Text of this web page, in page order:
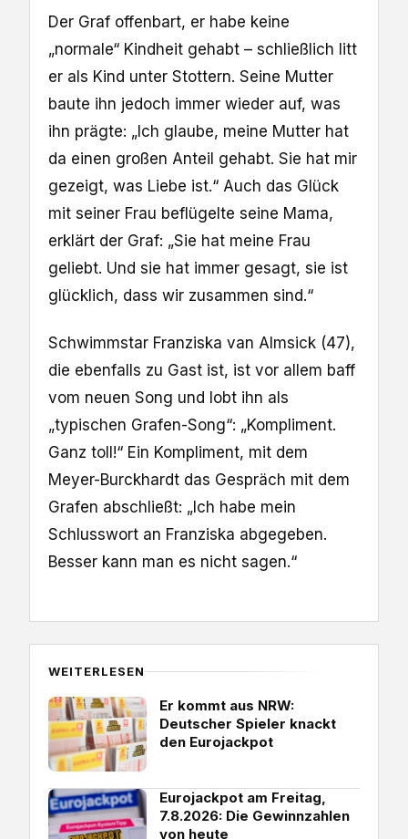
Der Graf offenbart, er habe keine
„normale“ Kindheit gehabt – schließlich litt
er als Kind unter Stottern. Seine Mutter
baute ihn jedoch immer wieder auf, was
ihn prägte: „Ich glaube, meine Mutter hat
da einen großen Anteil gehabt. Sie hat mir
gezeigt, was Liebe ist.“ Auch das Glück
mit seiner Frau beflügelte seine Mama,
erklärt der Graf: „Sie hat meine Frau
geliebt. Und sie hat immer gesagt, sie ist
glücklich, dass wir zusammen sind.“
Schwimmstar Franziska van Almsick (47),
die ebenfalls zu Gast ist, ist vor allem baff
vom neuen Song und lobt ihn als
„typischen Grafen-Song“: „Kompliment.
Ganz toll!“ Ein Kompliment, mit dem
Meyer-Burckhardt das Gespräch mit dem
Grafen abschließt: „Ich habe mein
Schlusswort an Franziska abgegeben.
Besser kann man es nicht sagen.“
WEITERLESEN
Er kommt aus NRW:
Deutscher Spieler knackt
den Eurojackpot
Eurojackpot am Freitag,
7.8.2026: Die Gewinnzahlen
von heute